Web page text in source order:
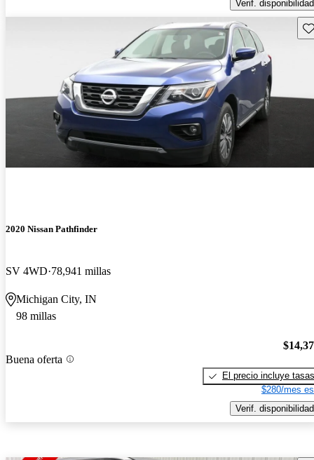
Verif. disponibilidad
2020 Nissan Pathfinder
SV 4WD 78,941 millas
Michigan City, IN
98 millas
Buena oferta
El precio incluye tasas
$280/mes
Verif. disponibilidad